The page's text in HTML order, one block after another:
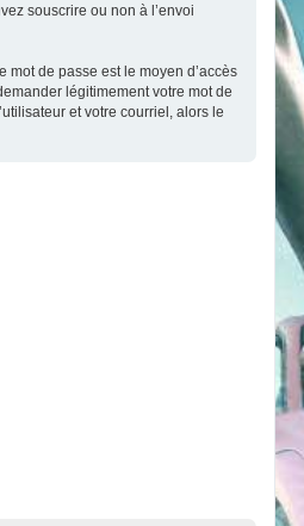
souscrire ou non à l’envoi
de passe est le moyen d’accès
légitimement votre mot de
et votre courriel, alors le